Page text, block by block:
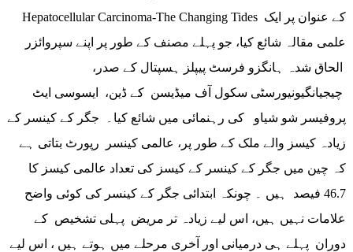
Hepatocellular Carcinoma-The Changing Tides کے عنوان پر ایک
علمی مقالہ شائع کیا، جو پہلے مصنف کے طور پر اپنے سپروائزر
الحاق شدہ ہانگزو فرسٹ پیپلز ہسپتال کے صدر،
چیجیانگیونیورسٹی سکول آف میڈیسن کے ڈین، ایسوسی ایٹ
پروفیسر شو شیاو کی رہنمائی میں شائع کیا۔ جگر کے کینسر کے
زیادہ کیسز والے ملک کے طور پر، عالمی کینسر رپورٹ بتاتی ہے
کہ چین میں جگر کے کینسر کے کیسز کی تعداد عالمی کیسز کا
46.7 فیصد ہیں ۔ چونکہ ابتدائی جگر کے کینسر کی کوئی واضح
علامات نہیں ہیں، اس لیے زیادہ تر مریض پہلی تشخیص کے
دوران پہلے ہی درمیانی اور آخری مرحلے میں ہوتے ہیں ، اس لیے